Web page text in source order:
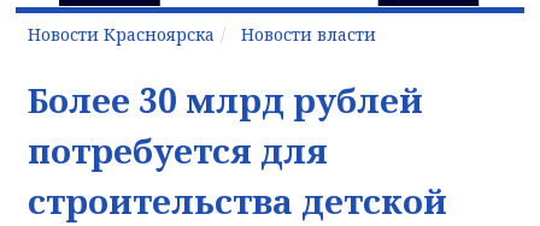
Новости Красноярска Новости власти
Более 30 млрд рублей
потребуется для
строительства детской